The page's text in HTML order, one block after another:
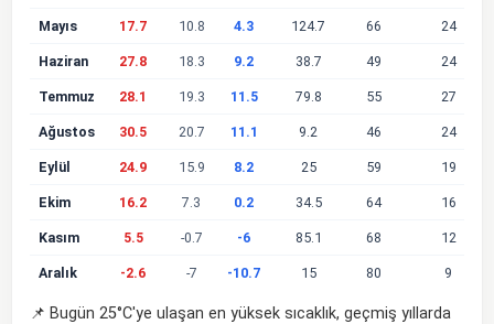
Mayıs 17.7 10.8 4.3 124.7 66 24
Haziran 27.8 18.3 9.2 38.7 49 24
Temmuz 28.1 19.3 11.5 79.8 55 27
Ağustos 30.5 20.7 11.1 9.2 46 24
Eylül 24.9 15.9 8.2 25 59 19
Ekim 16.2 7.3 0.2 34.5 64 16
Kasım 5.5 -0.7 -6 85.1 68 12
Aralık -2.6 -7 -10.7 15 80 9
📌 Bugün 25°C'ye ulaşan en yüksek sıcaklık, geçmiş yıllarda